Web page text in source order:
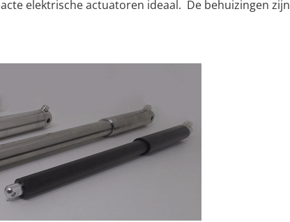
elektrische actuatoren ideaal. De behuizingen zijn